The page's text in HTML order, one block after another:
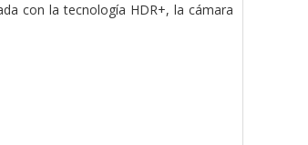
con la tecnología HDR+, la cámara